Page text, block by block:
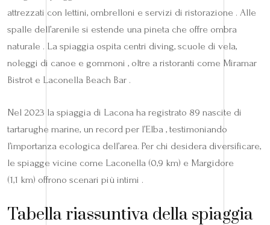
attrezzati con lettini, ombrelloni e servizi di ristorazione . Alle
spalle dell’arenile si estende una pineta che offre ombra
naturale . La spiaggia ospita centri diving, scuole di vela,
noleggi di canoe e gommoni , oltre a ristoranti come Miramar
Bistrot e Laconella Beach Bar .
Nel 2023 la spiaggia di Lacona ha registrato 89 nascite di
tartarughe marine, un record per l’Elba , testimoniando
l’importanza ecologica dell’area. Per chi desidera diversificare,
le spiagge vicine come Laconella (0,9 km) e Margidore
(1,1 km) offrono scenari più intimi .
Tabella riassuntiva della spiaggia